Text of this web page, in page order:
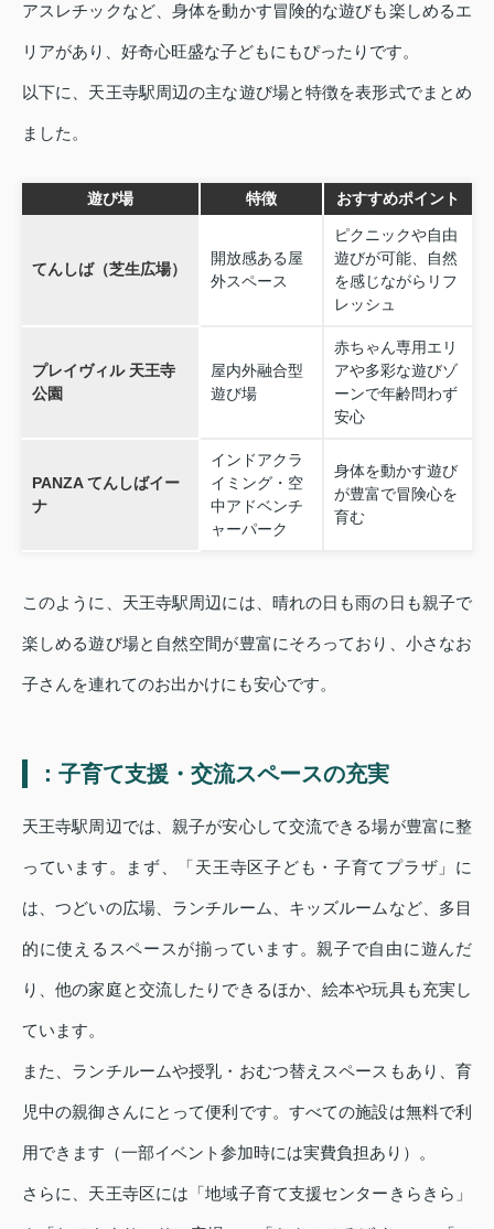
アスレチックなど、身体を動かす冒険的な遊びも楽しめるエ
リアがあり、好奇心旺盛な子どもにもぴったりです。
以下に、天王寺駅周辺の主な遊び場と特徴を表形式でまとめ
ました。
遊び場 特徴 おすすめポイント
てんしば（芝生広場）
開放感ある屋
外スペース
ピクニックや自由
遊びが可能、自然
を感じながらリフ
レッシュ
プレイヴィル 天王寺
公園
屋内外融合型
遊び場
赤ちゃん専用エリ
アや多彩な遊びゾ
ーンで年齢問わず
安心
PANZA てんしばイー
ナ
インドアクラ
イミング・空
中アドベンチ
ャーパーク
身体を動かす遊び
が豊富で冒険心を
育む
このように、天王寺駅周辺には、晴れの日も雨の日も親子で
楽しめる遊び場と自然空間が豊富にそろっており、小さなお
子さんを連れてのお出かけにも安心です。
：子育て支援・交流スペースの充実
天王寺駅周辺では、親子が安心して交流できる場が豊富に整
っています。まず、「天王寺区子ども・子育てプラザ」に
は、つどいの広場、ランチルーム、キッズルームなど、多目
的に使えるスペースが揃っています。親子で自由に遊んだ
り、他の家庭と交流したりできるほか、絵本や玩具も充実し
ています。
また、ランチルームや授乳・おむつ替えスペースもあり、育
児中の親御さんにとって便利です。すべての施設は無料で利
用できます（一部イベント参加時には実費負担あり）。
さらに、天王寺区には「地域子育て支援センターきらきら」